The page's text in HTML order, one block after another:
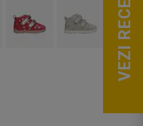
VEZI RECENZII